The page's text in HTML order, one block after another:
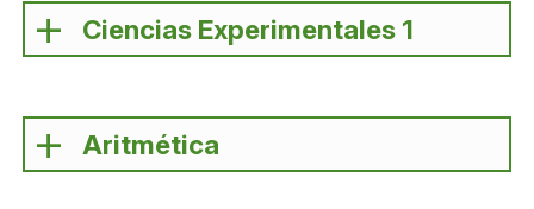
Ciencias Experimentales 1
Aritmética